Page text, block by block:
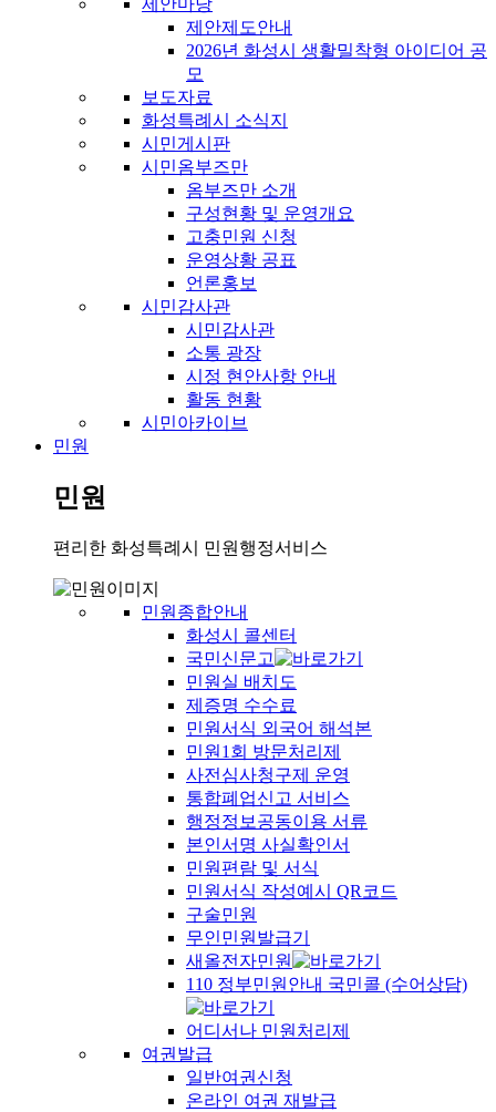
제안제도안내
2026년 화성시 생활밀착형 아이디어 공
모
보도자료
화성특례시 소식지
시민게시판
시민옴부즈만
옴부즈만 소개
구성현황 및 운영개요
고충민원 신청
운영상황 공표
언론홍보
시민감사관
시민감사관
소통 광장
시정 현안사항 안내
활동 현황
시민아카이브
민원
민원
편리한 화성특례시 민원행정서비스
민원종합안내
화성시 콜센터
국민신문고
민원실 배치도
제증명 수수료
민원서식 외국어 해석본
민원1회 방문처리제
사전심사청구제 운영
통합폐업신고 서비스
행정정보공동이용 서류
본인서명 사실확인서
민원편람 및 서식
민원서식 작성예시 QR코드
구술민원
무인민원발급기
새올전자민원
110 정부민원안내 국민콜 (수어상담)
어디서나 민원처리제
여권발급
일반여권신청
온라인 여권 재발급